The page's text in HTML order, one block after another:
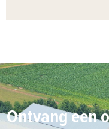
Ontvang een